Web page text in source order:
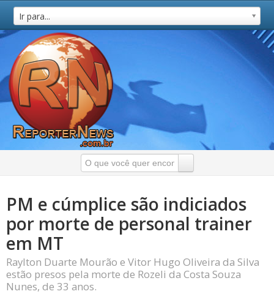
Ir para...
PM e cúmplice são indiciados
por morte de personal trainer
em MT
Raylton Duarte Mourão e Vitor Hugo Oliveira da Silva
estão presos pela morte de Rozeli da Costa Souza
Nunes, de 33 anos.